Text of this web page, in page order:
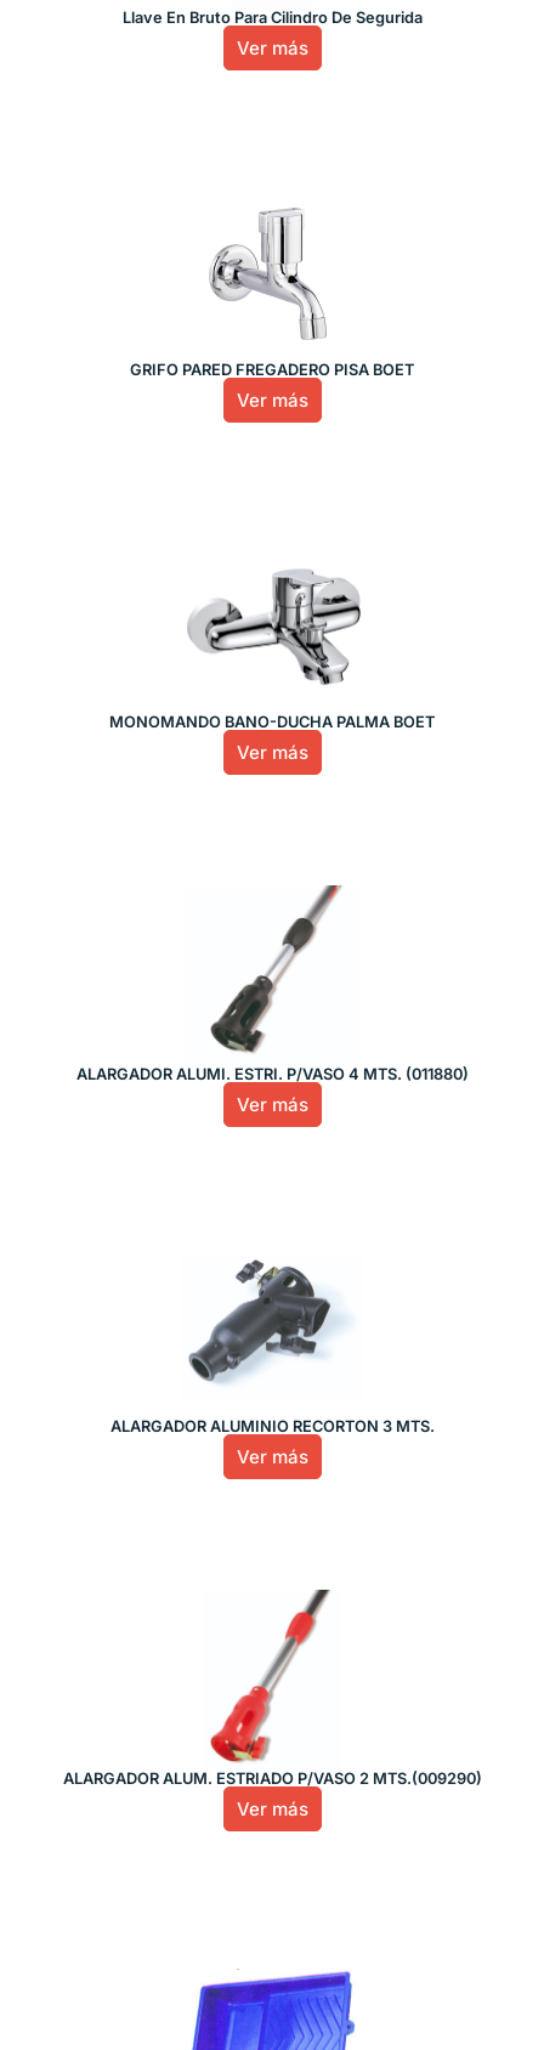
Llave En Bruto Para Cilindro De Segurida
Ver más
GRIFO PARED FREGADERO PISA BOET
Ver más
MONOMANDO BAÑO-DUCHA PALMA BOET
Ver más
ALARGADOR ALUMI. ESTRI. P/VASO 4 MTS. (011880)
Ver más
ALARGADOR ALUMINIO RECORTON 3 MTS.
Ver más
ALARGADOR ALUM. ESTRIADO P/VASO 2 MTS.(009290)
Ver más